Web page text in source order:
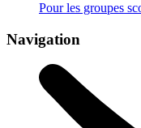
Pour les groupes
Navigation